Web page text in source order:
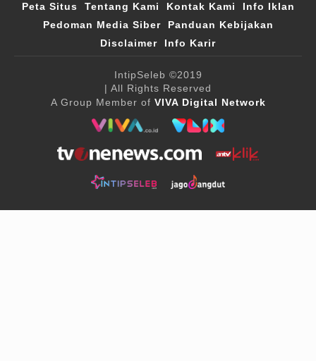
Peta Situs Tentang Kami Kontak Kami
Info Iklan
Pedoman Media Siber
Panduan Kebijakan
Disclaimer
Info Karir
IntipSeleb ©2019
| All Rights Reserved
A Group Member of VIVA Digital Network